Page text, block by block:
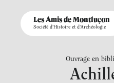
Les Amis de Montluçon
Société d'Histoire et d'Archéologie
Ouvrage en